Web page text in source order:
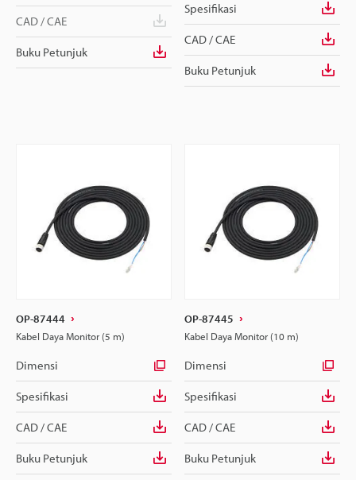
CAD / CAE
Buku Petunjuk
Spesifikasi
CAD / CAE
Buku Petunjuk
OP-87444
Kabel Daya Monitor (5 m)
Dimensi
Spesifikasi
CAD / CAE
Buku Petunjuk
OP-87445
Kabel Daya Monitor (10 m)
Dimensi
Spesifikasi
CAD / CAE
Buku Petunjuk